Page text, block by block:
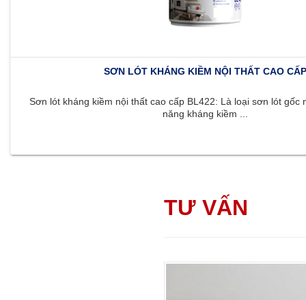
SƠN LÓT KHÁNG KIỀM NỘI THẤT CAO CẤP
Sơn lót kháng kiềm nội thất cao cấp BL422: Là loại sơn lót gốc
năng kháng kiềm ...
TƯ VẤN